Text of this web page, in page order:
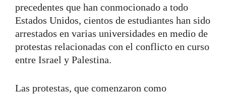
precedentes que han conmocionado a todo
Estados Unidos, cientos de estudiantes han sido
arrestados en varias universidades en medio de
protestas relacionadas con el conflicto en curso
entre Israel y Palestina.
Las protestas, que comenzaron como